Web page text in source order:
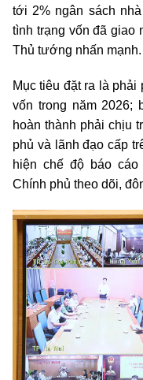
tới 2% ngân sách
tình trạng vốn đã giao
Thủ tướng nhấn mạnh.
Mục tiêu đặt ra là phải
vốn trong năm 2026;
hoàn thành phải chịu
phủ và lãnh đạo cấp
hiện chế độ báo
Chính phủ theo dõi,